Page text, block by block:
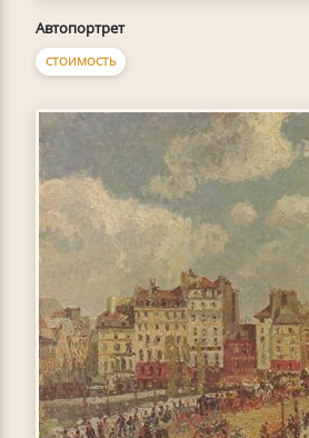
Автопортрет
СТОИМОСТЬ